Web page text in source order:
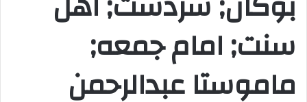
سنت; امام جمعه;
ماموستا عبدالرحمن